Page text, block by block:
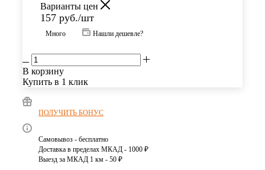
Варианты цен
157 руб./шт
Много Нашли дешевле?
В корзину
Купить в 1 клик
ПОЛУЧИТЬ БОНУС
Самовывоз - бесплатно
Доставка в пределах МКАД - 1000 ₽
Выезд за МКАД 1 км - 50 ₽